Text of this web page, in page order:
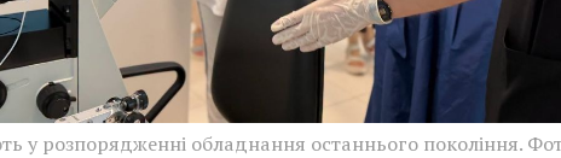
у розпорядженні обладнання останнього покоління.